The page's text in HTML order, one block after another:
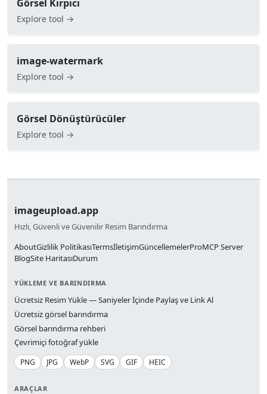
Görsel Kırpıcı
Explore tool →
image-watermark
Explore tool →
Görsel Dönüştürücüler
Explore tool →
imageupload.app
Hızlı, Güvenli ve Güvenilir Resim Barındırma
AboutGizlilik PolitikasıTermsİletişimGüncellemelerProMCP Server
BlogSite HaritasıDurum
YÜKLEME VE BARINDIRMA
Ücretsiz Resim Yükle — Saniyeler İçinde Paylaş ve Link Al
Ücretsiz görsel barındırma
Görsel barındırma rehberi
Çevrimiçi fotoğraf yükle
PNG JPG WebP SVG GIF HEIC
ARAÇLAR